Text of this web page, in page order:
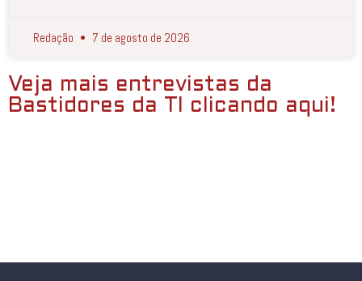
Redação 7 de agosto de 2026
Veja mais entrevistas da
Bastidores da TI clicando aqui!